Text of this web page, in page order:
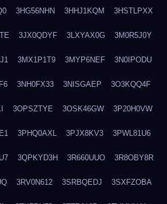
3HG56NHN 3HHJ1KQM 3HSTLPXX
3JX0QDYF 3LXYAX0G 3M0R5J0Y
3MX1P1T9 3MYP6NEF 3N0IPODU
3NH0FX33 3NISGAEP 3O3KQQ4F
3OPSZTYE 3OSK46GW 3P20H0VW
3PHQ0AXL 3PJX8KV3 3PWL81U6
3QPKYD3H 3R660UUO 3R8OBY8R
3RV0N612 3SRBQEDJ 3SXFZOBA